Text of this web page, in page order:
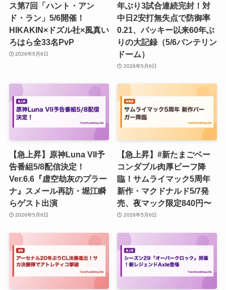
ス第7回「ハント・アン
ド・ラン」5/6開催！
HIKAKIN×ドズル社×風真い
ろはら全33名PvP
2026年5月6日
年ぶり3試合連続完封！対
中日2安打無失点で防御率
0.21、バッキー以来60年ぶ
りの大記録（5/6バンテリン
ドーム）
2026年5月6日
【急上昇】原神Luna VII予
告番組5/8配信決定！
Ver.6.6『虚空劫灰のプラー
ナ』スメール再訪・堀江瞬
らゲスト出演
2026年5月6日
【急上昇】#新たまごベー
コンダブル肉厚ビーフ降
臨！サムライマック5周年
新作・マクドナルド5/7発
売、夜マック限定840円〜
2026年5月6日